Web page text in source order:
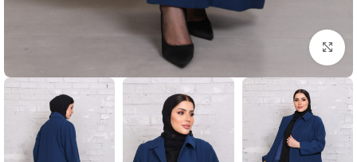
اضغط للتكبير